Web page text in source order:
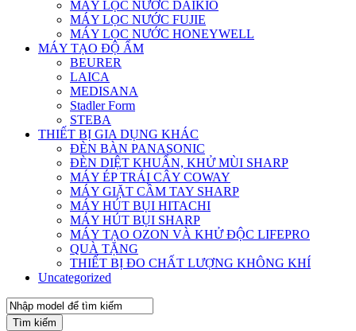
MÁY LỌC NƯỚC DAIKIO
MÁY LỌC NƯỚC FUJIE
MÁY LỌC NƯỚC HONEYWELL
MÁY TẠO ĐỘ ẨM
BEURER
LAICA
MEDISANA
Stadler Form
STEBA
THIẾT BỊ GIA DỤNG KHÁC
ĐÈN BÀN PANASONIC
ĐÈN DIỆT KHUẨN, KHỬ MÙI SHARP
MÁY ÉP TRÁI CÂY COWAY
MÁY GIẶT CẦM TAY SHARP
MÁY HÚT BỤI HITACHI
MÁY HÚT BỤI SHARP
MÁY TẠO OZON VÀ KHỬ ĐỘC LIFEPRO
QUÀ TẶNG
THIẾT BỊ ĐO CHẤT LƯỢNG KHÔNG KHÍ
Uncategorized
Tìm kiếm